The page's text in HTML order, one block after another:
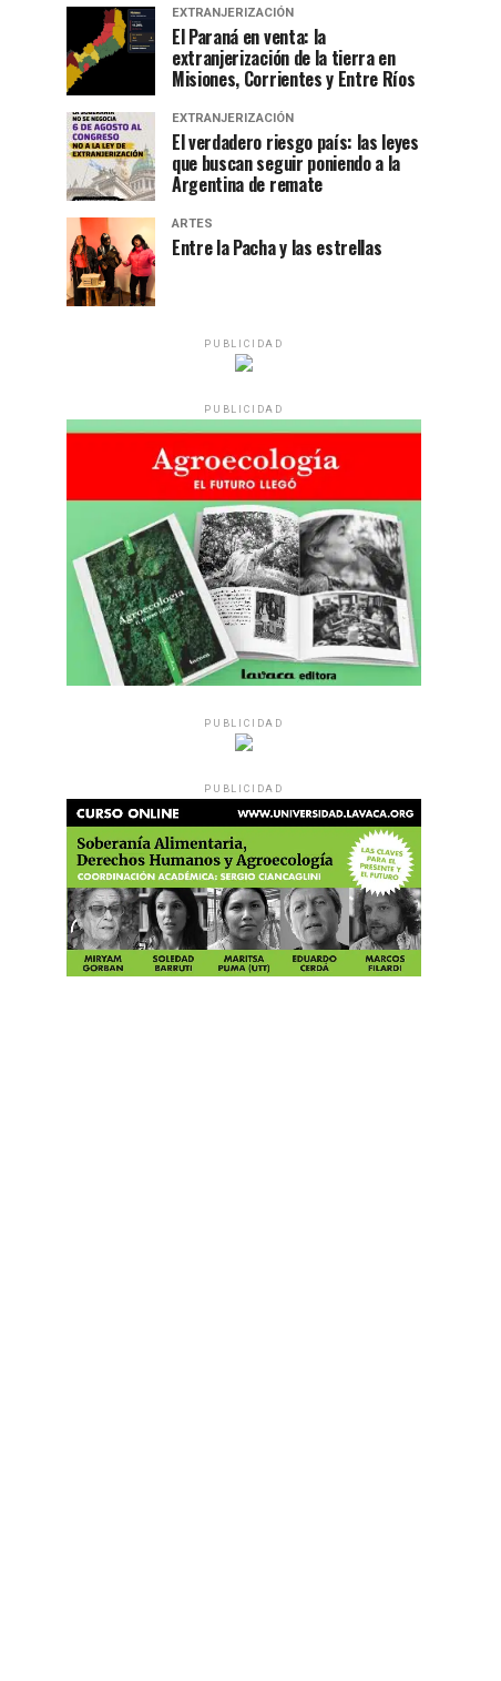
EXTRANJERIZACIÓN
El Paraná en venta: la
extranjerización de la tierra en
Misiones, Corrientes y Entre Ríos
EXTRANJERIZACIÓN
El verdadero riesgo país: las leyes
que buscan seguir poniendo a la
Argentina de remate
ARTES
Entre la Pacha y las estrellas
PUBLICIDAD
PUBLICIDAD
PUBLICIDAD
PUBLICIDAD